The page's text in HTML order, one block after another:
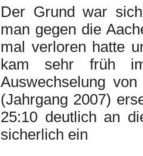
Der Grund war
man gegen die
mal verloren hatte
kam sehr früh
Auswechselung
(Jahrgang 2007)
25:10 deutlich an
sicherlich ein